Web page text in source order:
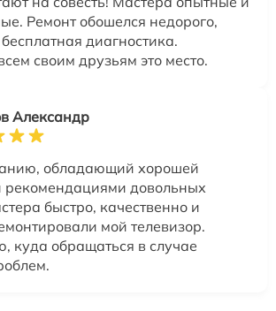
Ремонт обошелся недорого,
диагностика.
своим друзьям это место.
Александр
обладающий хорошей
рекомендациями довольных
быстро, качественно и
мой телевизор.
куда обращаться в случае